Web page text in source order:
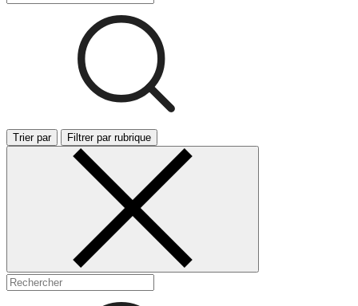
Trier par Filtrer par rubrique